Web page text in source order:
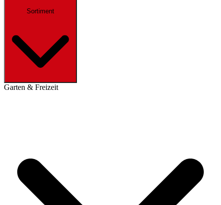
Sortiment
Garten & Freizeit